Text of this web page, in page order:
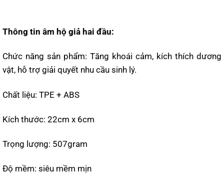
Thông tin âm hộ giả hai đầu:
Chức năng sản phẩm: Tăng khoái cảm, kích thích dương
vật, hỗ trợ giải quyết nhu cầu sinh lý.
Chất liệu: TPE + ABS
Kích thước: 22cm x 6cm
Trọng lượng: 507gram
Độ mềm: siêu mềm mịn